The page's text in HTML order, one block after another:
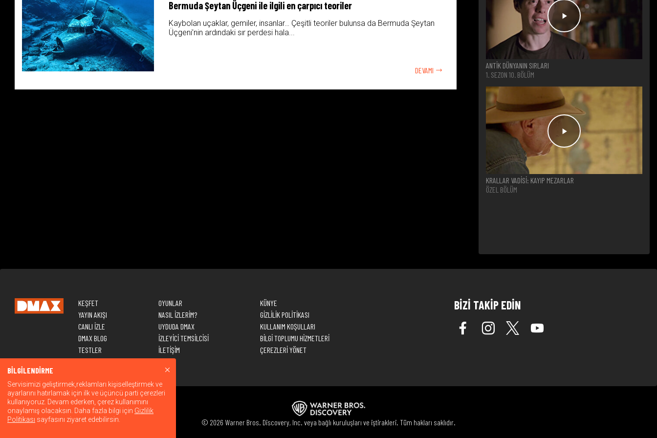
Bermuda Şeytan Üçgeni ile ilgili en çarpıcı teoriler
Kaybolan uçaklar, gemiler, insanlar… Çeşitli teoriler bulunsa da Bermuda Şeytan
Üçgeni’nin ardındaki sır perdesi hala...
DEVAMI
ANTİK DÜNYANIN SIRLARI
1. SEZON 10. BÖLÜM
KRALLAR VADİSİ: KAYIP MEZARLAR
ÖZEL BÖLÜM
KEŞFET
YAYIN AKIŞI
CANLI İZLE
DMAX BLOG
TESTLER
OYUNLAR
NASIL İZLERİM?
UYDUDA DMAX
İZLEYİCİ TEMSİLCİSİ
İLETİŞİM
KÜNYE
GİZLİLİK POLİTİKASI
KULLANIM KOŞULLARI
BİLGİ TOPLUMU HİZMETLERİ
ÇEREZLERİ YÖNET
BİZİ TAKİP EDİN
© 2026 Warner Bros. Discovery, Inc. veya bağlı kuruluşları ve iştirakleri. Tüm hakları saklıdır.
BİLGİLENDİRME
Servisimizi geliştirmek,reklamları kişiselleştirmek ve
ayarlarını hatırlamak için ilk ve üçüncü parti çerezleri
kullanıyoruz. Devam ederken, çerez kullanımını
onaylamış olacaksın. Daha fazla bilgi için Gizlilik
Politikası sayfasını ziyaret edebilirsin.